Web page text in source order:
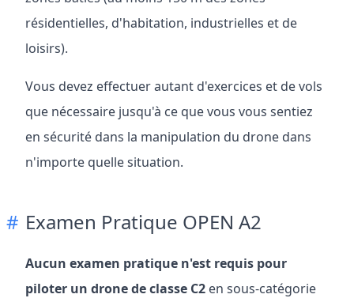
résidentielles, d'habitation, industrielles et de
loisirs).
Vous devez effectuer autant d'exercices et de vols
que nécessaire jusqu'à ce que vous vous sentiez
en sécurité dans la manipulation du drone dans
n'importe quelle situation.
Examen Pratique OPEN A2
Aucun examen pratique n'est requis pour
piloter un drone de classe C2 en sous-catégorie